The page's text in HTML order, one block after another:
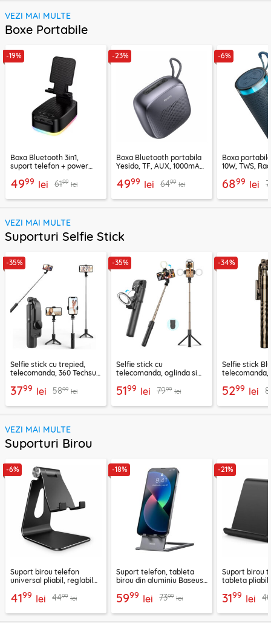
VEZI MAI MULTE
Boxe Portabile
-19%
Boxa Bluetooth 3in1,
suport telefon + power
BR200
4999 lei 6199 lei
-23%
Boxa Bluetooth portabila
Yesido, TF, AUX, 1000mAh,
4999 lei 6499 lei
-6%
Boxa
10W, TWS,
6899 lei
VEZI MAI MULTE
Suporturi Selfie Stick
-35%
Selfie stick cu trepied,
telecomanda, 360 Techsuit
3799 lei 5899 lei
-35%
Selfie stick cu
telecomanda, oglinda si
5199 lei 7999 lei
-34%
Selfie stick
telecomanda,
5299 lei
VEZI MAI MULTE
Suporturi Birou
-6%
Suport birou telefon
universal pliabil, reglabil
negru
4199 lei 4499 lei
-18%
Suport telefon, tableta
birou din aluminiu Baseus,
5999 lei 7399 lei
-21%
Suport birou
tableta pliabil
3199 lei